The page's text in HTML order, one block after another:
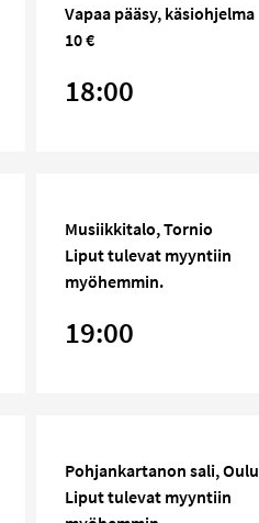
Vapaa pääsy, käsiohjelma
10 €
18:00
Musiikkitalo, Tornio
Liput tulevat myyntiin
myöhemmin.
19:00
Pohjankartanon sali, Oulu
Liput tulevat myyntiin